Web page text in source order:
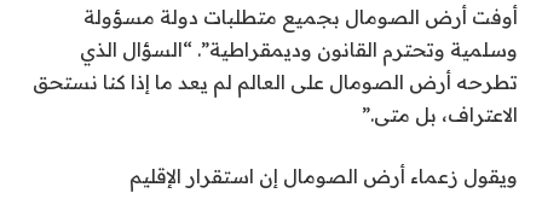
0
2
6
أوفت أرض الصومال بجميع متطلبات دولة مسؤولة
وسلمية وتحترم القانون وديمقراطية”. “السؤال الذي
تطرحه أرض الصومال على العالم لم يعد ما إذا كنا نستحق
الاعتراف، بل متى.”
ويقول زعماء أرض الصومال إن استقرار الإقليم